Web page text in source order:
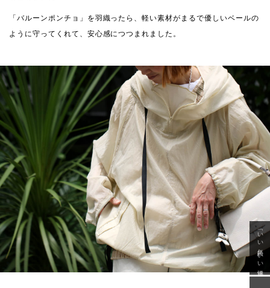
「バルーンポンチョ」を羽織ったら、軽い素材がまるで優しいベールの
ように守ってくれて、安心感につつまれました。
「いい年齢 いい洋服」